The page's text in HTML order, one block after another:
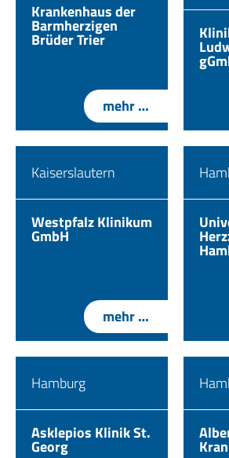
Krankenhaus der
Barmherzigen
Brüder Trier
mehr …
Kaiserslautern
Westpfalz Klinikum
GmbH
mehr …
Hamburg
Asklepios Klinik St.
Georg